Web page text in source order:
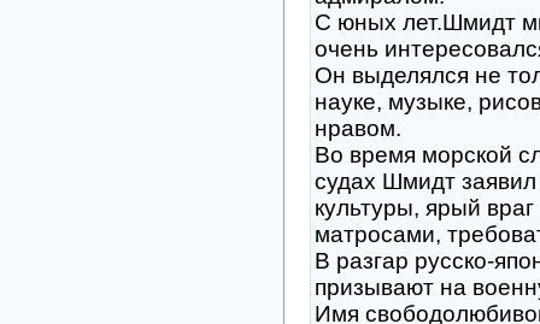
С юных лет.Шмидт
очень
Он выделялся не
науке, музыке,
нравом.
Во время морской
судах Шмидт
культуры, ярый
матросами,
В разгар русско-
призывают на
Имя